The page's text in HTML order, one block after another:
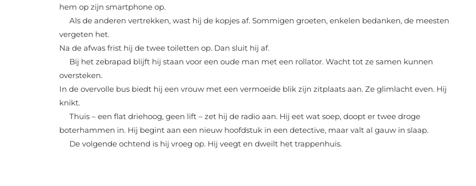
hem op zijn smartphone op.
Als de anderen vertrekken, wast hij de kopjes af. Sommigen groeten, enkelen bedanken, de meesten
vergeten het.
Na de afwas frist hij de twee toiletten op. Dan sluit hij af.
Bij het zebrapad blijft hij staan voor een oude man met een rollator. Wacht tot ze samen kunnen
oversteken.
In de overvolle bus biedt hij een vrouw met een vermoeide blik zijn zitplaats aan. Ze glimlacht even. Hij
knikt.
Thuis – een flat driehoog, geen lift – zet hij de radio aan. Hij eet wat soep, doopt er twee droge
boterhammen in. Hij begint aan een nieuw hoofdstuk in een detective, maar valt al gauw in slaap.
De volgende ochtend is hij vroeg op. Hij veegt en dweilt het trappenhuis.